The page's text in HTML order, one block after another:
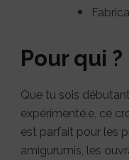
Pour qui ?
Que tu sois
expérimenté.e, ce
est parfait pour les
amigurumis, les